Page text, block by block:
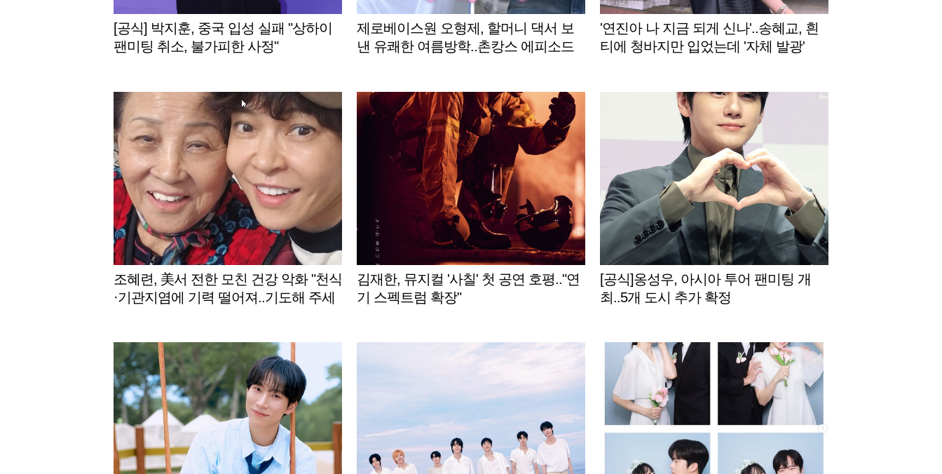
[공식] 박지훈, 중국 입성 실패 "상하이
팬미팅 취소, 불가피한 사정"
제로베이스원 오형제, 할머니 댁서 보
낸 유쾌한 여름방학..촌캉스 에피소드
'연진아 나 지금 되게 신나'..송혜교, 흰
티에 청바지만 입었는데 '자체 발광'
조혜련, 美서 전한 모친 건강 악화 "천식
·기관지염에 기력 떨어져..기도해 주세
김재한, 뮤지컬 '사칠' 첫 공연 호평.."연
기 스펙트럼 확장"
[공식]옹성우, 아시아 투어 팬미팅 개
최..5개 도시 추가 확정